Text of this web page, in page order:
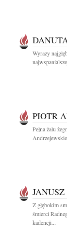
Wyrazy
PIOTR
Pełna żalu
Z głębokim
śmierci
kadencji...